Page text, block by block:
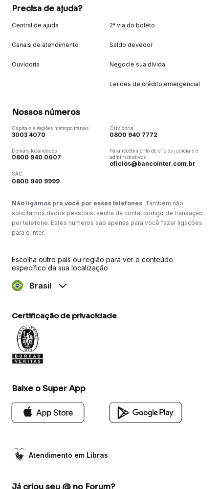
Precisa de ajuda?
Central de ajuda
Canais de atendimento
Ouvidoria
2ª via do boleto
Saldo devedor
Negocie sua dívida
Leilões de crédito emergencial
Nossos números
Capitais e regiões metropolitanas
3003 4070
Demais localidades
0800 940 0007
SAC
0800 940 9999
Ouvidoria
0800 940 7772
Para recebimento de ofícios judiciais e
administrativos
oficios@bancointer.com.br
Não ligamos pra você por esses telefones. Também não
solicitamos dados pessoais, senha da conta, código de transação
por telefone. Estes números são apenas para você fazer ligações
para o Inter.
Escolha outro país ou região para ver o conteúdo
específico da sua localização
Brasil
Certificação de privacidade
Baixe o Super App
Atendimento em Libras